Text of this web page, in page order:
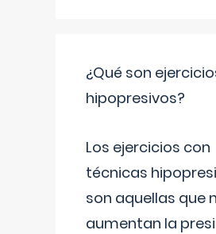
¿Qué son
hipopresivos?
Los ejercicios con
técnicas
son aquellas que
aumentan la